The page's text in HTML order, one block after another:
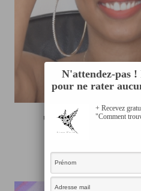
Turban
N'attendez-pas !
pour ne rater
+ Recevez
"Comment